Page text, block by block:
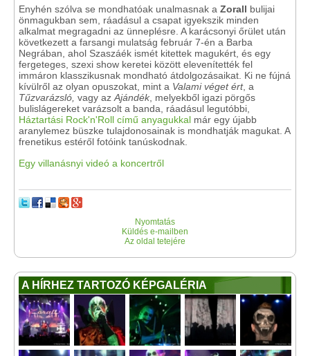
Enyhén szólva se mondhatóak unalmasnak a Zorall bulijai
önmagukban sem, ráadásul a csapat igyekszik minden
alkalmat megragadni az ünneplésre. A karácsonyi őrület után
következett a farsangi mulatság február 7-én a Barba
Negrában, ahol Szaszáék ismét kitettek magukért, és egy
fergeteges, szexi show keretei között elevenítették fel
immáron klasszikusnak mondható átdolgozásaikat. Ki ne fújná
kívülről az olyan opuszokat, mint a Valami véget ért, a
Tűzvarázsló, vagy az Ajándék, melyekből igazi pörgős
bulislágereket varázsolt a banda, ráadásul legutóbbi,
Háztartási Rock'n'Roll című anyagukkal már egy újabb
aranylemez büszke tulajdonosainak is mondhatják magukat. A
frenetikus estéről fotóink tanúskodnak.
Egy villanásnyi videó a koncertről
Nyomtatás
Küldés e-mailben
Az oldal tetejére
A HÍRHEZ TARTOZÓ KÉPGALÉRIA